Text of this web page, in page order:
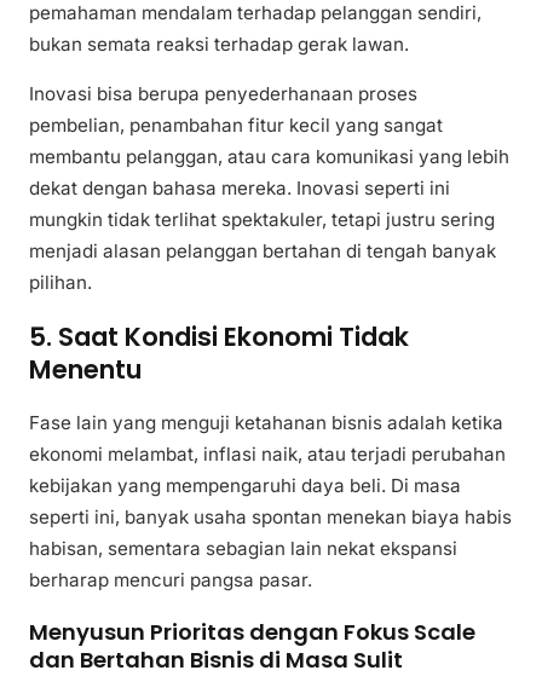
pemahaman mendalam terhadap pelanggan sendiri,
bukan semata reaksi terhadap gerak lawan.
Inovasi bisa berupa penyederhanaan proses
pembelian, penambahan fitur kecil yang sangat
membantu pelanggan, atau cara komunikasi yang lebih
dekat dengan bahasa mereka. Inovasi seperti ini
mungkin tidak terlihat spektakuler, tetapi justru sering
menjadi alasan pelanggan bertahan di tengah banyak
pilihan.
5. Saat Kondisi Ekonomi Tidak
Menentu
Fase lain yang menguji ketahanan bisnis adalah ketika
ekonomi melambat, inflasi naik, atau terjadi perubahan
kebijakan yang mempengaruhi daya beli. Di masa
seperti ini, banyak usaha spontan menekan biaya habis
habisan, sementara sebagian lain nekat ekspansi
berharap mencuri pangsa pasar.
Menyusun Prioritas dengan Fokus Scale
dan Bertahan Bisnis di Masa Sulit